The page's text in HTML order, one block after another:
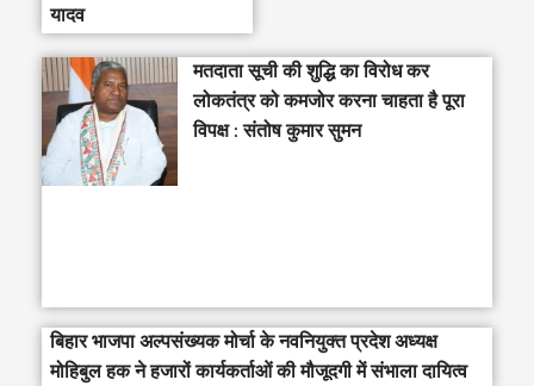
यादव
मतदाता सूची की शुद्धि का विरोध कर
लोकतंत्र को कमजोर करना चाहता है पूरा
विपक्ष : संतोष कुमार सुमन
बिहार भाजपा अल्पसंख्यक मोर्चा के नवनियुक्त प्रदेश अध्यक्ष
मोहिबुल हक ने हजारों कार्यकर्ताओं की मौजूदगी में संभाला दायित्व